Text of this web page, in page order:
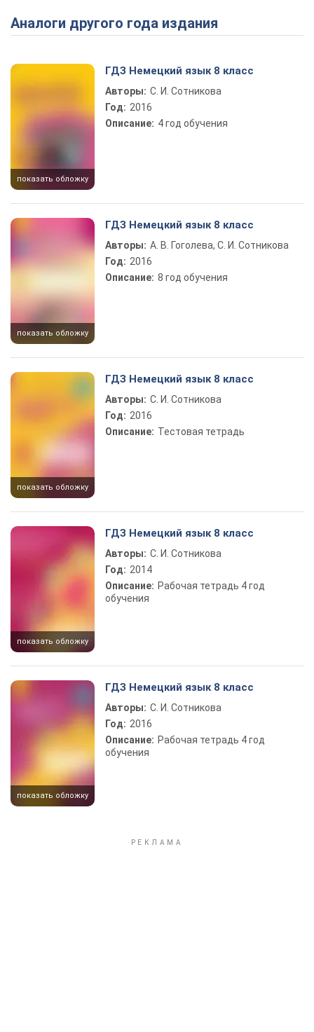
Play Video
Аналоги другого года издания
показать обложку
ГДЗ Немецкий язык 8 класс
Авторы: С. И. Сотникова
Год: 2016
Описание: 4 год обучения
показать обложку
ГДЗ Немецкий язык 8 класс
Авторы: А. В. Гоголева, С. И. Сотникова
Год: 2016
Описание: 8 год обучения
показать обложку
ГДЗ Немецкий язык 8 класс
Авторы: С. И. Сотникова
Год: 2016
Описание: Тестовая тетрадь
показать обложку
ГДЗ Немецкий язык 8 класс
Авторы: С. И. Сотникова
Год: 2014
Описание: Рабочая тетрадь 4 год
обучения
показать обложку
ГДЗ Немецкий язык 8 класс
Авторы: С. И. Сотникова
Год: 2016
Описание: Рабочая тетрадь 4 год
обучения